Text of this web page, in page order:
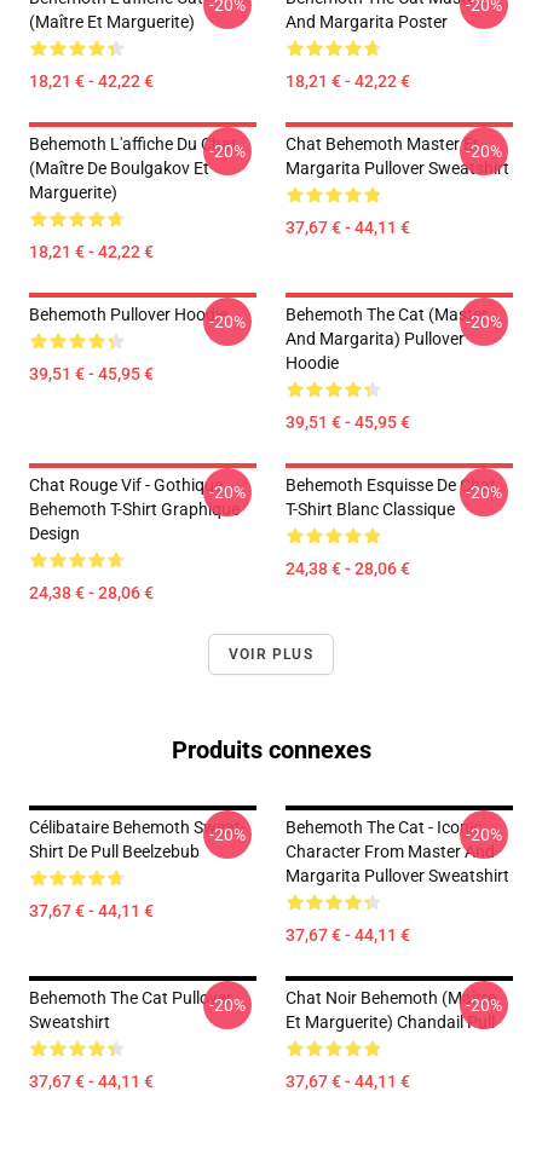
(Maître Et Marguerite)
18,21 € - 42,22 €
-20%
And Margarita Poster
18,21 € - 42,22 €
-20%
Behemoth L'affiche Du Chat
(Maître De Boulgakov Et
Marguerite)
18,21 € - 42,22 €
-20%
Chat Behemoth Master Et
Margarita Pullover Sweatshirt
37,67 € - 44,11 €
-20%
Behemoth Pullover Hoodie
39,51 € - 45,95 €
-20%
Behemoth The Cat (Master
And Margarita) Pullover
Hoodie
39,51 € - 45,95 €
-20%
Chat Rouge Vif - Gothique
Behemoth T-Shirt Graphique
Design
24,38 € - 28,06 €
-20%
Behemoth Esquisse De Chat.
T-Shirt Blanc Classique
24,38 € - 28,06 €
-20%
VOIR PLUS
Produits connexes
Célibataire Behemoth Sweat-
Shirt De Pull Beelzebub
37,67 € - 44,11 €
-20%
Behemoth The Cat - Iconic
Character From Master And
Margarita Pullover Sweatshirt
37,67 € - 44,11 €
-20%
Behemoth The Cat Pullover
Sweatshirt
37,67 € - 44,11 €
-20%
Chat Noir Behemoth (Maître
Et Marguerite) Chandail Pull
37,67 € - 44,11 €
-20%